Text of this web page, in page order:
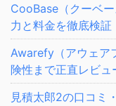
CooBase（クーベ
力と料金を徹底検証
Awarefy（アウェア
険性まで正直レビュ
見積太郎2の口コミ